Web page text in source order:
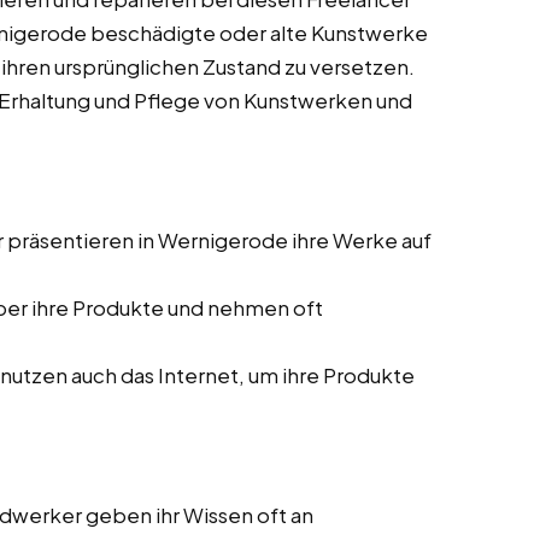
beschädigte oder alte Kunstwerke
ursprünglichen Zustand zu versetzen.
und Pflege von Kunstwerken und
präsentieren in Wernigerode ihre Werke auf
ihre Produkte und nehmen oft
auch das Internet, um ihre Produkte
geben ihr Wissen oft an